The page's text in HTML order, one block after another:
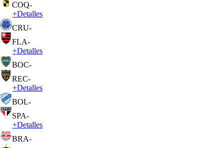
COQ-
+Detalles
CRU-
FLA-
+Detalles
BOC-
REC-
+Detalles
BOL-
SPA-
+Detalles
BRA-